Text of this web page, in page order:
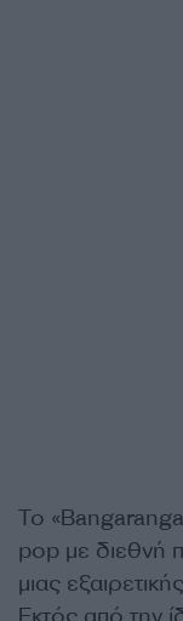
Το
pop με διεθνή
μιας